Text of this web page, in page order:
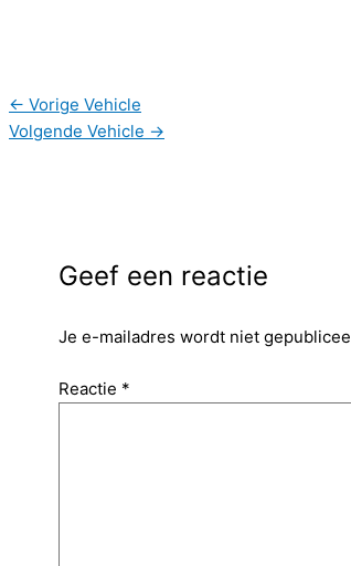
← Vorige Vehicle
Volgende Vehicle →
Geef een reactie
Je e-mailadres wordt niet
Reactie *